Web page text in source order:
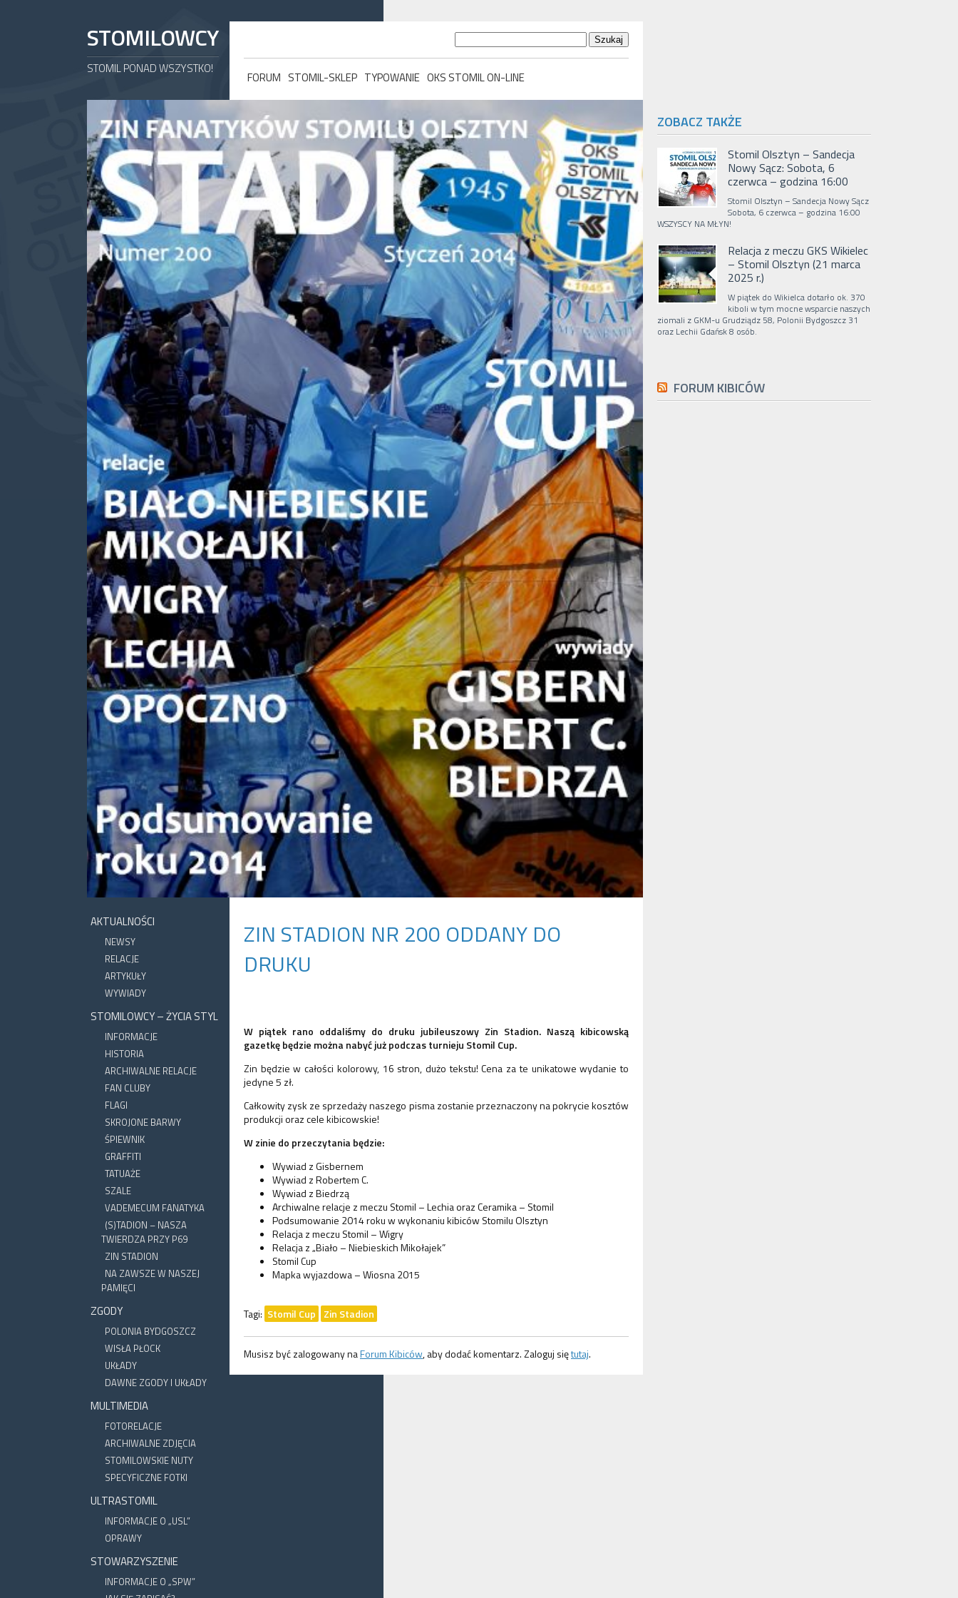
STOMILOWCY
STOMIL PONAD WSZYSTKO!
FORUM STOMIL-SKLEP TYPOWANIE OKS STOMIL ON-LINE
AKTUALNOŚCI
NEWSY
RELACJE
ARTYKUŁY
WYWIADY
STOMILOWCY – ŻYCIA STYL
INFORMACJE
HISTORIA
ARCHIWALNE RELACJE
FAN CLUBY
FLAGI
SKROJONE BARWY
ŚPIEWNIK
GRAFFITI
TATUAŻE
SZALE
VADEMECUM FANATYKA
(S)TADION – NASZA
TWIERDZA PRZY P69
ZIN STADION
NA ZAWSZE W NASZEJ
PAMIĘCI
ZGODY
POLONIA BYDGOSZCZ
WISŁA PŁOCK
UKŁADY
DAWNE ZGODY I UKŁADY
MULTIMEDIA
FOTORELACJE
ARCHIWALNE ZDJĘCIA
STOMILOWSKIE NUTY
SPECYFICZNE FOTKI
ULTRASTOMIL
INFORMACJE O „USL”
OPRAWY
STOWARZYSZENIE
INFORMACJE O „SPW”
ZIN STADION NR 200 ODDANY DO
DRUKU
W piątek rano oddaliśmy do druku jubileuszowy Zin Stadion. Naszą kibicowską
gazetkę będzie można nabyć już podczas turnieju Stomil Cup.
Zin będzie w całości kolorowy, 16 stron, dużo tekstu!Cena za te unikatowe wydanie to
jedyne 5 zł.
Całkowity zysk ze sprzedaży naszego pisma zostanie przeznaczony na pokrycie kosztów
produkcji oraz cele kibicowskie!
W zinie do przeczytania będzie:
Wywiad z Gisbernem
Wywiad z Robertem C.
Wywiad z Biedrzą
Archiwalne relacje z meczu Stomil – Lechia oraz Ceramika – Stomil
Podsumowanie 2014 roku w wykonaniu kibiców Stomilu Olsztyn
Relacja z meczu Stomil – Wigry
Relacja z „Biało – Niebieskich Mikołajek”
Stomil Cup
Mapka wyjazdowa – Wiosna 2015
Tagi: Stomil Cup Zin Stadion
Musisz być zalogowany naForum Kibiców, aby dodać komentarz. Zaloguj siętutaj.
ZOBACZ TAKŻE
Stomil Olsztyn – Sandecja
Nowy Sącz: Sobota, 6
czerwca – godzina 16:00
Stomil Olsztyn – Sandecja Nowy Sącz
Sobota, 6 czerwca – godzina 16:00
WSZYSCY NA MŁYN!
Relacja z meczu GKS Wikielec
– Stomil Olsztyn (21 marca
2025 r.)
W piątek do Wikielca dotarło ok. 370
kiboli w tym mocne wsparcie naszych
ziomali z GKM-u Grudziądz 58, Polonii Bydgoszcz 31
oraz Lechii Gdańsk 8 osób.
FORUM KIBICÓW